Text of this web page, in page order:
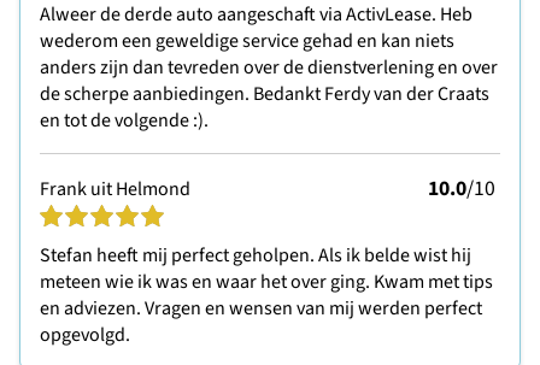
Alweer de derde auto aangeschaft via ActivLease. Heb
wederom een geweldige service gehad en kan niets
anders zijn dan tevreden over de dienstverlening en over
de scherpe aanbiedingen. Bedankt Ferdy van der Craats
en tot de volgende :).
Frank uit Helmond 10.0/10
Stefan heeft mij perfect geholpen. Als ik belde wist hij
meteen wie ik was en waar het over ging. Kwam met tips
en adviezen. Vragen en wensen van mij werden perfect
opgevolgd.